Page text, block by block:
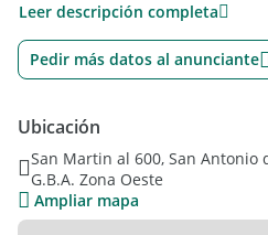
Cuenta con 5 habitaciones,
placard empotrado, y 2 baños
ambas plantas. El área social
El jardín y la parrilla techada son
asados los fines de semana.
Incluye servicios completos. La
calefacción, aire acondicionado
Leer descripción completa
Pedir más datos al anunciante
Ubicación
San Martin al 600, San Antonio
G.B.A. Zona Oeste
Ampliar mapa